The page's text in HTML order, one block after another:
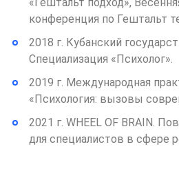
конференция по Гештальт
2018 г. Кубанский
Специализация «Психолог».
2019 г. Международная
«Психология: вызовы
2021 г. WHEEL OF BRAIN.
для специалистов в сфере